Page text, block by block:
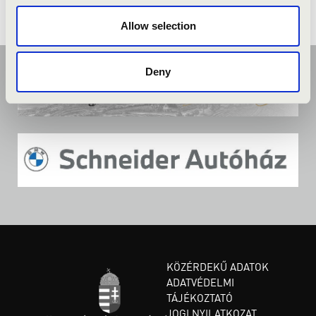
Allow selection
Deny
KÖZÉRDEKŰ ADATOK
ADATVÉDELMI
TÁJÉKOZTATÓ
JOGI NYILATKOZAT